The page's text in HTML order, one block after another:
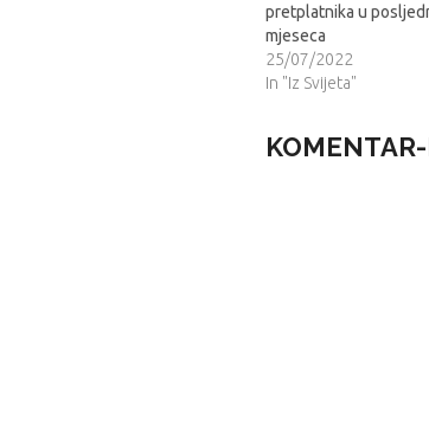
pretplatnika u
mjeseca
25/07/2022
In "Iz Svijeta"